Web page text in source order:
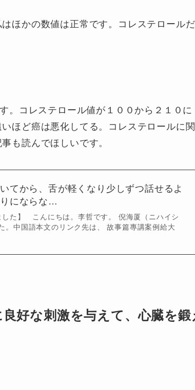
ほかの数値は正常です。コレステロールだ
。コレステロール値が１００から２１０に
ほど癌は悪化してる。コレステロールに関
も読んでほしいです。
てから、舌が軽くなり少しずつ話せるよ
にならな…
た】 こんにちは。李哲です。 倪海厦（ニハイシ
。中国語本文のリンク先は、 故事篇專講案例給大
好な刺激を与えて、心臓を鍛